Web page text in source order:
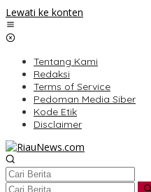
Lewati ke konten
Tentang Kami
Redaksi
Terms of Service
Pedoman Media Siber
Kode Etik
Disclaimer